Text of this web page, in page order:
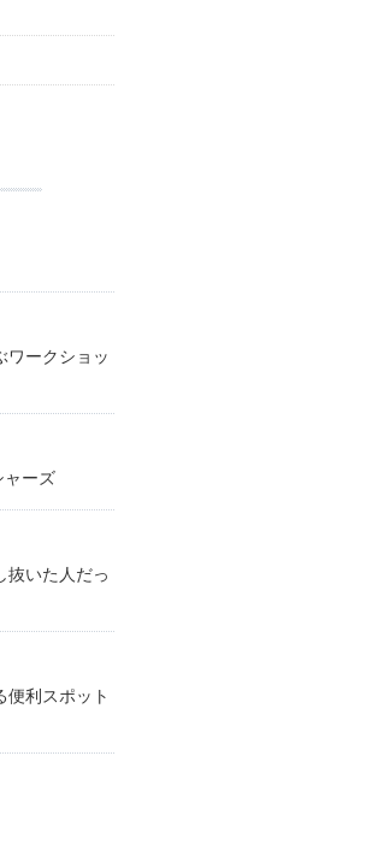
ワークショッ
ャーズ
抜いた人だっ
便利スポット